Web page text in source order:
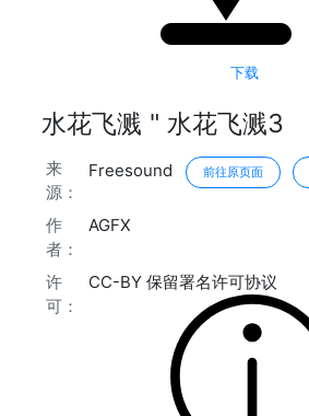
下载
水花飞溅 " 水花飞溅3
来
源：
Freesound 前往原页面
作
者：
AGFX
许
可：
CC-BY 保留署名许可协议